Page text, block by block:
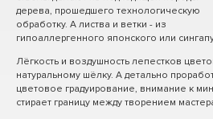
дерева, прошедшего технологическую
обработку. А листва и ветки - из
гипоаллергенного японского или
Лёгкость и воздушность лепестков
натуральному шёлку. А детально
цветовое градуирование, внимание к
стирает границу между творением